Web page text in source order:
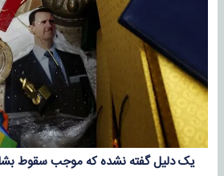
یک دلیل گفته نشده که موجب سقوط